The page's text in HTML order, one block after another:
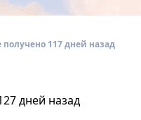
117 дней назад
дней назад